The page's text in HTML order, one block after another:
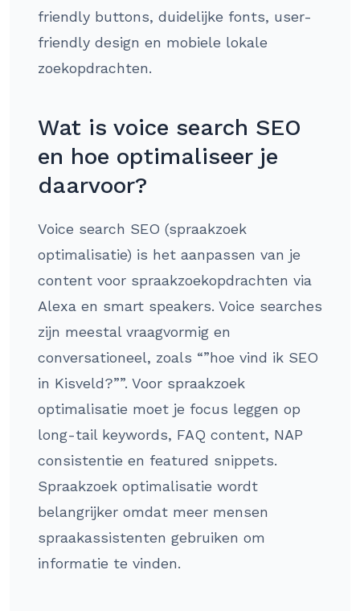
friendly buttons, duidelijke fonts, user-
friendly design en mobiele lokale
zoekopdrachten.
Wat is voice search SEO
en hoe optimaliseer je
daarvoor?
Voice search SEO (spraakzoek
optimalisatie) is het aanpassen van je
content voor spraakzoekopdrachten via
Alexa en smart speakers. Voice searches
zijn meestal vraagvormig en
conversationeel, zoals “”hoe vind ik SEO
in Kisveld?””. Voor spraakzoek
optimalisatie moet je focus leggen op
long-tail keywords, FAQ content, NAP
consistentie en featured snippets.
Spraakzoek optimalisatie wordt
belangrijker omdat meer mensen
spraakassistenten gebruiken om
informatie te vinden.